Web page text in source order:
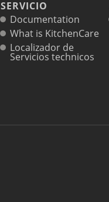
SERVICIO
Documentation
What is KitchenCare
Localizador de
Servicios technicos